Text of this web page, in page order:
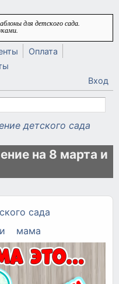
для детского сада.
Оплата
Вход
детского сада
на 8 марта и
сада
мама